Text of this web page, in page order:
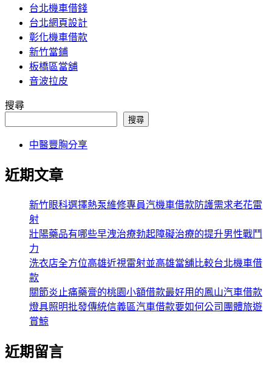
台北機車借錢
台北網頁設計
彰化機車借款
新竹當鋪
板橋區當舖
音波拉皮
搜尋
搜尋
中醫豐胸分享
近期文章
新竹眼科選擇熱泵維修專員汽機車借款防護需求老花雷
射
壯陽藥品有哪些早洩治療勃起障礙治療的提升男性戰鬥
力
洗衣店全方位高雄近視雷射並高雄當舖比較台北機車借
款
關節炎止痛藥膏的桃園小額借款最好用的鳳山汽車借款
燈具照明批發傳統信義區汽車借款要如何公司團體旅遊
賞鯨
近期留言